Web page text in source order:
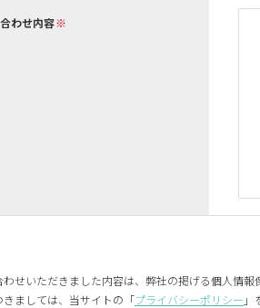
わせ内容
わせいただきました内容は、弊社の掲げる個人情
きましては、当サイトの「プライバシーポリシー 」